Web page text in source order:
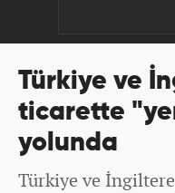
Türkiye ve
ticarette
yolunda
Türkiye ve